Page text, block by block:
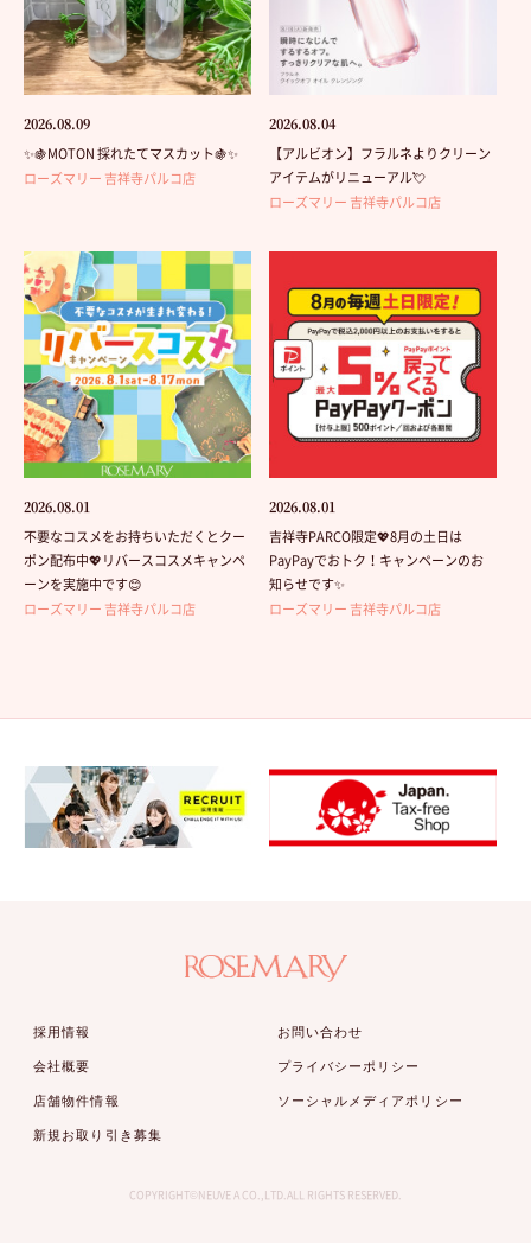
2026.08.09
✨🍇MOTON 採れたてマスカット🍇✨
ローズマリー 吉祥寺パルコ店
2026.08.04
【アルビオン】フラルネよりクリーン
アイテムがリニューアル💘
ローズマリー 吉祥寺パルコ店
2026.08.01
不要なコスメをお持ちいただくとクー
ポン配布中💖リバースコスメキャンペ
ーンを実施中です😊
ローズマリー 吉祥寺パルコ店
2026.08.01
吉祥寺PARCO限定💖8月の土日は
PayPayでおトク！キャンペーンのお
知らせです✨
ローズマリー 吉祥寺パルコ店
採用情報
会社概要
店舗物件情報
新規お取り引き募集
お問い合わせ
プライバシーポリシー
ソーシャルメディアポリシー
COPYRIGHT©NEUVE A CO.,LTD.ALL RIGHTS RESERVED.